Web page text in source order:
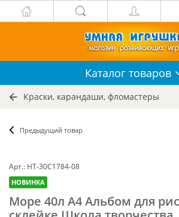
Каталог товаров
Краски, карандаши, фломастеры
Предыдущий товар
Арт.: НТ-30С1784-08
НОВИНКА
Море 40л А4 Альбом для